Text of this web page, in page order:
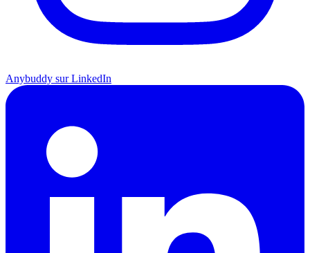
Anybuddy sur LinkedIn